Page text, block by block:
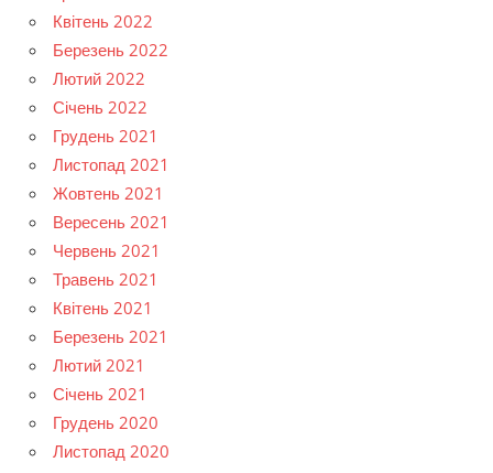
Квітень 2022
Березень 2022
Лютий 2022
Січень 2022
Грудень 2021
Листопад 2021
Жовтень 2021
Вересень 2021
Червень 2021
Травень 2021
Квітень 2021
Березень 2021
Лютий 2021
Січень 2021
Грудень 2020
Листопад 2020